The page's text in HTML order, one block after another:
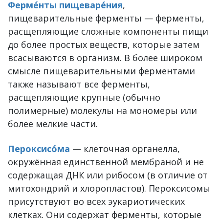
Ферме́нты пищеваре́ния,
пищеварительные ферменты — ферменты,
расщепляющие сложные компоненты пищи
до более простых веществ, которые затем
всасываются в организм. В более широком
смысле пищеварительными ферментами
также называют все ферменты,
расщепляющие крупные (обычно
полимерные) молекулы на мономеры или
более мелкие части.
Пероксисо́ма — клеточная органелла,
окружённая единственной мембраной и не
содержащая ДНК или рибосом (в отличие от
митохондрий и хлоропластов). Пероксисомы
присутствуют во всех эукариотических
клетках. Они содержат ферменты, которые